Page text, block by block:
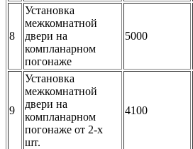
8
Установка
межкомнатной
двери на
компланарном
погонаже
5000
9
Установка
межкомнатной
двери на
компланарном
погонаже от 2-х
шт.
4100